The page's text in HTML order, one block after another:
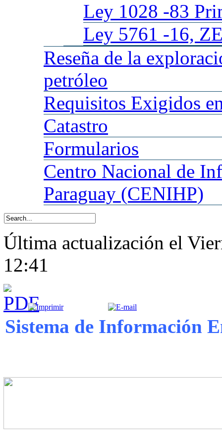
Ley 1028 -83
Ley 5761 -16,
Reseña de la
petróleo
Requisitos Exigidos
Catastro
Formularios
Centro Nacional de
Paraguay (CENIHP)
Última actualización el
12:41
Sistema de Información